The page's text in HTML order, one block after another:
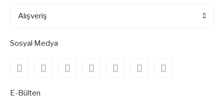
Alışveriş
Sosyal Medya
E-Bülten